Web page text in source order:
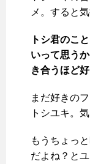
メ。すると
トシ君のこ
いって思う
き合うほど
まだ好きの
トシユキ。
もうちょっ
だよね？と